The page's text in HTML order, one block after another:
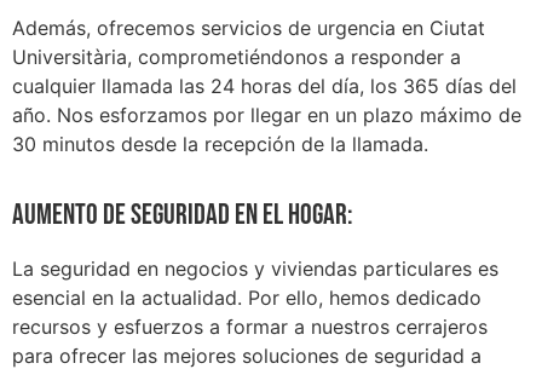
Además, ofrecemos servicios de urgencia en Ciutat
Universitària, comprometiéndonos a responder a
cualquier llamada las 24 horas del día, los 365 días del
año. Nos esforzamos por llegar en un plazo máximo de
30 minutos desde la recepción de la llamada.
Aumento de seguridad en el hogar:
La seguridad en negocios y viviendas particulares es
esencial en la actualidad. Por ello, hemos dedicado
recursos y esfuerzos a formar a nuestros cerrajeros
para ofrecer las mejores soluciones de seguridad a